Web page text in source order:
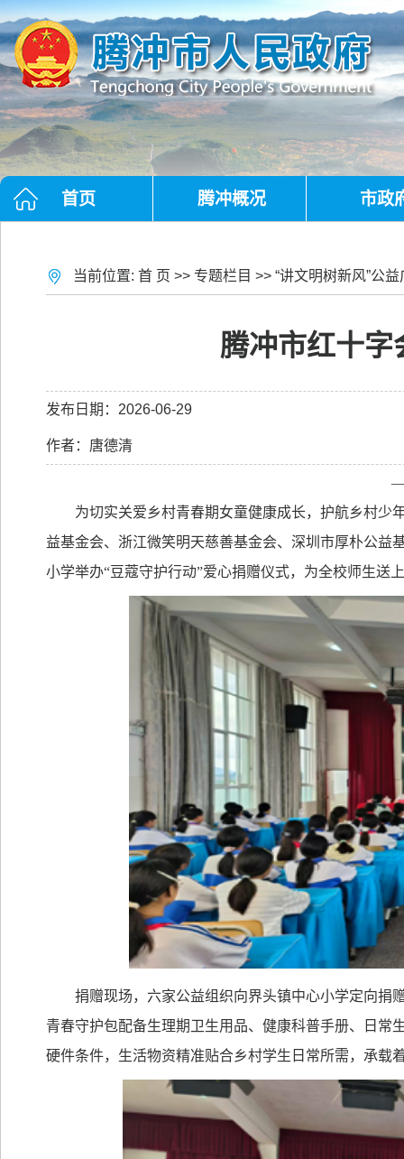
首页 腾冲概况 市政
当前位置: 首 页 >> 专题栏目 >> “讲文明树新风”公益
腾冲市红十字
发布日期：2026-06-29
作者：唐德清
为切实关爱乡村青春期女童健康成长，护航乡村少
益基金会、浙江微笑明天慈善基金会、深圳市厚朴公益
小学举办“豆蔻守护行动”爱心捐赠仪式，为全校师生送
捐赠现场，六家公益组织向界头镇中心小学定向捐
青春守护包配备生理期卫生用品、健康科普手册、日常
硬件条件，生活物资精准贴合乡村学生日常所需，承载